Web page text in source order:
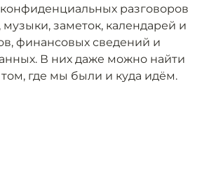
разговоров
заметок, календарей и
финансовых сведений и
В них даже можно найти
где мы были и куда идём.